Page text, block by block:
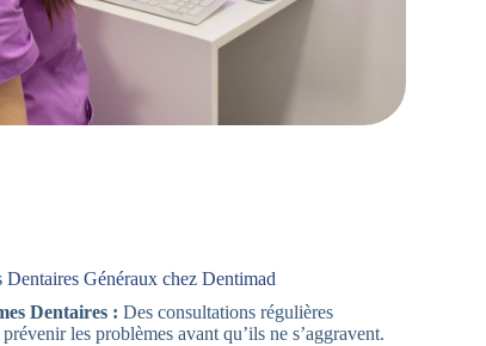
Dentaires Généraux chez Dentimad
Dentaires : Des consultations régulières
les problèmes avant qu’ils ne s’aggravent.